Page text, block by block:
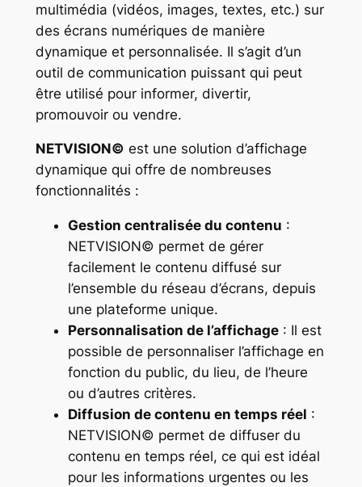
multimédia (vidéos, images, textes, etc.) sur
des écrans numériques de manière
dynamique et personnalisée. Il s’agit d’un
outil de communication puissant qui peut
être utilisé pour informer, divertir,
promouvoir ou vendre.
NETVISION© est une solution d’affichage
dynamique qui offre de nombreuses
fonctionnalités :
Gestion centralisée du contenu :
NETVISION© permet de gérer
facilement le contenu diffusé sur
l’ensemble du réseau d’écrans, depuis
une plateforme unique.
Personnalisation de l’affichage: Il est
possible de personnaliser l’affichage en
fonction du public, du lieu, de l’heure
ou d’autres critères.
Diffusion de contenu en temps réel :
NETVISION© permet de diffuser du
contenu en temps réel, ce qui est idéal
pour les informations urgentes ou les